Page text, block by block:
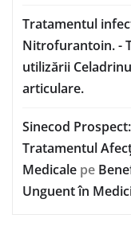
Tratamentul
Nitrofurantoin. -
utilizării
articulare.
Sinecod
Tratamentul
Medicale pe
Unguent în